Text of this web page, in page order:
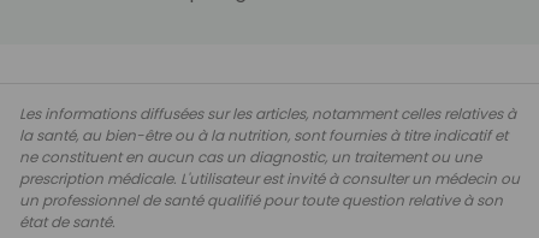
Les informations diffusées sur les articles, notamment celles relatives à
la santé, au bien-être ou à la nutrition, sont fournies à titre indicatif et
ne constituent en aucun cas un diagnostic, un traitement ou une
prescription médicale. L'utilisateur est invité à consulter un médecin ou
un professionnel de santé qualifié pour toute question relative à son
état de santé.